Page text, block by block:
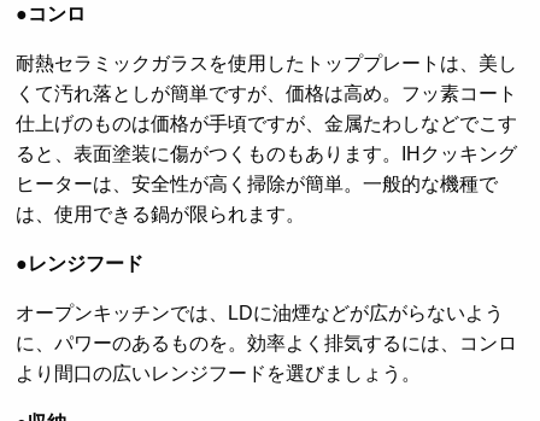
●コンロ
耐熱セラミックガラスを使用したトッププレートは、美し
くて汚れ落としが簡単ですが、価格は高め。フッ素コート
仕上げのものは価格が手頃ですが、金属たわしなどでこす
ると、表面塗装に傷がつくものもあります。IHクッキング
ヒーターは、安全性が高く掃除が簡単。一般的な機種で
は、使用できる鍋が限られます。
●レンジフード
オープンキッチンでは、LDに油煙などが広がらないよう
に、パワーのあるものを。効率よく排気するには、コンロ
より間口の広いレンジフードを選びましょう。